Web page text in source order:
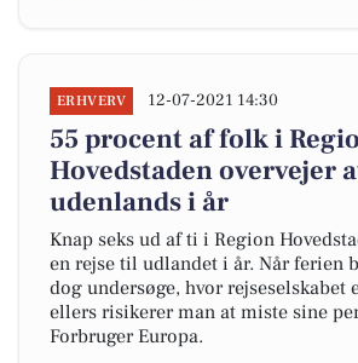
ERHVERV 12-07-2021 14:30
55 procent af folk i
Hovedstaden overvejer
udenlands i år
Knap seks ud af ti i Region
en rejse til udlandet i år. Når ferien
dog undersøge, hvor rejseselskabet
ellers risikerer man at miste sine
Forbruger Europa.